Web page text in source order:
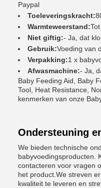
Paypal
Toeleveringskracht:
Warmteweerstand:
Niet giftig:- Ja, dat
Gebruik:Voeding van
Verpakking:1 x
Afwasmachine:- Ja,
Baby Feeding Aid, Baby
Tool, Heat Resistance,
kenmerken van onze
Ondersteuning
We bieden technische
babyvoedingsproducten.
contacteren voor vragen
het product.We streven
kwaliteit te leveren en